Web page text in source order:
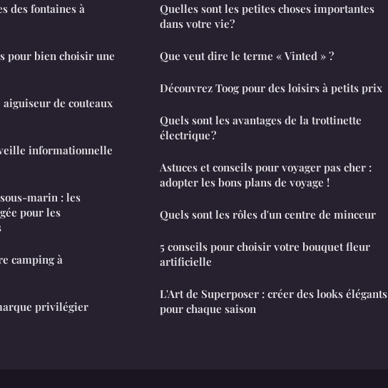
des fontaines à
pour bien choisir une
de couteaux
informationnelle
marin : les
pour les
camping à
privilégier
Quelles sont les petites choses importantes
dans votre vie?
Que veut dire le terme « Vinted » ?
Découvrez Toog pour des loisirs à petits prix
Quels sont les avantages de la trottinette
électrique ?
Astuces et conseils pour voyager pas cher :
adopter les bons plans de voyage !
Quels sont les rôles d'un centre de minceur
5 conseils pour choisir votre bouquet fleur
artificielle
L'Art de Superposer : créer des looks élégants
pour chaque saison